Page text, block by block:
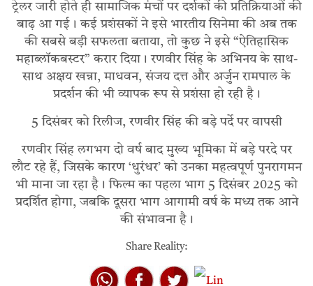
ट्रेलर जारी होते ही सामाजिक मंचों पर दर्शकों की प्रतिक्रियाओं की
बाढ़ आ गई। कई प्रशंसकों ने इसे भारतीय सिनेमा की अब तक
की सबसे बड़ी सफलता बताया, तो कुछ ने इसे “ऐतिहासिक
महाब्लॉकबस्टर” करार दिया। रणवीर सिंह के अभिनय के साथ-
साथ अक्षय खन्ना, माधवन, संजय दत्त और अर्जुन रामपाल के
प्रदर्शन की भी व्यापक रूप से प्रशंसा हो रही है।
5 दिसंबर को रिलीज, रणवीर सिंह की बड़े पर्दे पर वापसी
रणवीर सिंह लगभग दो वर्ष बाद मुख्य भूमिका में बड़े परदे पर
लौट रहे हैं, जिसके कारण ‘धुरंधर’ को उनका महत्वपूर्ण पुनरागमन
भी माना जा रहा है। फिल्म का पहला भाग 5 दिसंबर 2025 को
प्रदर्शित होगा, जबकि दूसरा भाग आगामी वर्ष के मध्य तक आने
की संभावना है।
Share Reality: